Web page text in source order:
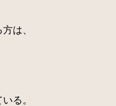
は、
る。